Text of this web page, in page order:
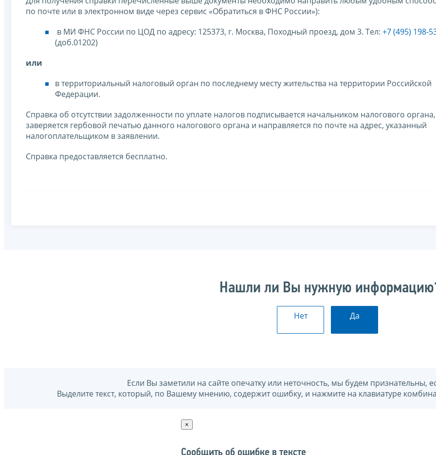
по почте или в электронном виде через сервис «Обратиться в ФНС России»):
в МИ ФНС России по ЦОД по адресу: 125373, г. Москва, Походный проезд, дом 3. Тел: +7 (495) 198-
(доб.01202)
или
в территориальный налоговый орган по последнему месту жительства на территории Российской
Федерации.
Справка об отсутствии задолженности по уплате налогов подписывается начальником налогового органа,
заверяется гербовой печатью данного налогового органа и направляется по почте на адрес, указанный
налогоплательщиком в заявлении.
Справка предоставляется бесплатно.
Нашли ли Вы нужную
Нет Да
Если Вы заметили на сайте опечатку или неточность, мы будем признательны,
Выделите текст, который, по Вашему мнению, содержит ошибку, и нажмите на клавиатуре
×